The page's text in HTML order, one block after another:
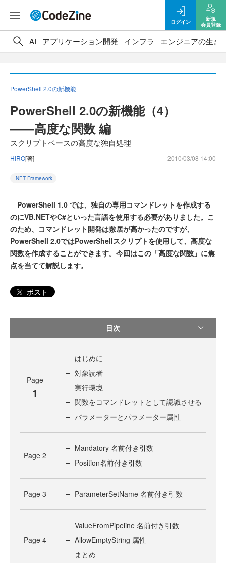
ログイン
新規
会員登録
AI アプリケーション開発 インフラ エンジニアの生き
PowerShell 2.0の新機能
PowerShell 2.0の新機能（4）
――高度な関数 編
スクリプトベースの高度な独自処理
HIRO[著] 2010/03/08 14:00
.NET Framework
PowerShell 1.0 では、独自の専用コマンドレットを作成する
のにVB.NETやC#といった言語を使用する必要がありました。こ
のため、コマンドレット開発は敷居が高かったのですが、
PowerShell 2.0ではPowerShellスクリプトを使用して、高度な
関数を作成することができます。今回はこの「高度な関数」に焦
点を当てて解説します。
ポスト
目次
Page
1
はじめに
対象読者
実行環境
関数をコマンドレットとして認識させる
パラメーターとパラメーター属性
Page 2
Mandatory 名前付き引数
Position名前付き引数
Page 3 ParameterSetName 名前付き引数
Page 4
ValueFromPipeline 名前付き引数
AllowEmptyString 属性
まとめ